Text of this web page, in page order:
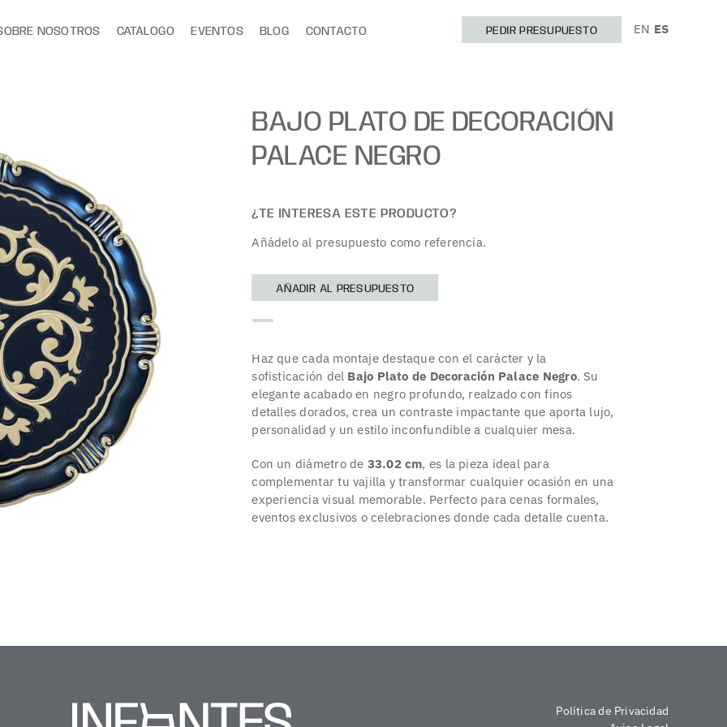
NOSOTROS CATÁLOGO EVENTOS BLOG CONTACTO PEDIR PRESUPUESTO EN ES
BAJO PLATO DE DECORACIÓN
PALACE NEGRO
¿TE INTERESA ESTE PRODUCTO?
Añádelo al presupuesto como referencia.
AÑADIR AL PRESUPUESTO
Haz que cada montaje destaque con el carácter y la
sofisticación del Bajo Plato de Decoración Palace Negro. Su
elegante acabado en negro profundo, realzado con finos
detalles dorados, crea un contraste impactante que aporta lujo,
personalidad y un estilo inconfundible a cualquier mesa.
Con un diámetro de 33.02 cm, es la pieza ideal para
complementar tu vajilla y transformar cualquier ocasión en una
experiencia visual memorable. Perfecto para cenas formales,
eventos exclusivos o celebraciones donde cada detalle cuenta.
Política de Privacidad